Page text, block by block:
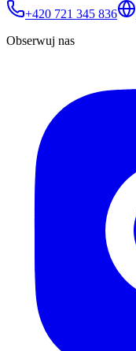
+420 721 345 836
Obserwuj nas